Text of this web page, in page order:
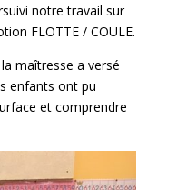
notre travail sur
FLOTTE / COULE.
maîtresse a versé
enfants ont pu
et comprendre